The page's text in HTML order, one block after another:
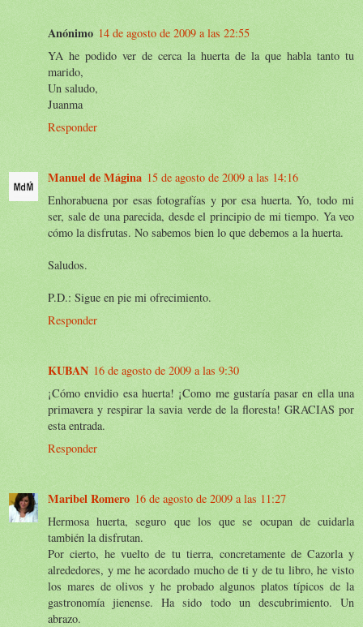
Anónimo 14 de agosto de 2009 a las 22:55
YA he podido ver de cerca la huerta de la que habla tanto tu
marido,
Un saludo,
Juanma
Responder
Manuel de Mágina 15 de agosto de 2009 a las 14:16
Enhorabuena por esas fotografías y por esa huerta. Yo, todo mi
ser, sale de una parecida, desde el principio de mi tiempo. Ya veo
cómo la disfrutas. No sabemos bien lo que debemos a la huerta.
Saludos.
P.D.: Sigue en pie mi ofrecimiento.
Responder
KUBAN 16 de agosto de 2009 a las 9:30
¡Cómo envidio esa huerta! ¡Como me gustaría pasar en ella una
primavera y respirar la savia verde de la floresta! GRACIAS por
esta entrada.
Responder
Maribel Romero 16 de agosto de 2009 a las 11:27
Hermosa huerta, seguro que los que se ocupan de cuidarla
también la disfrutan.
Por cierto, he vuelto de tu tierra, concretamente de Cazorla y
alrededores, y me he acordado mucho de ti y de tu libro, he visto
los mares de olivos y he probado algunos platos típicos de la
gastronomía jienense. Ha sido todo un descubrimiento. Un
abrazo.